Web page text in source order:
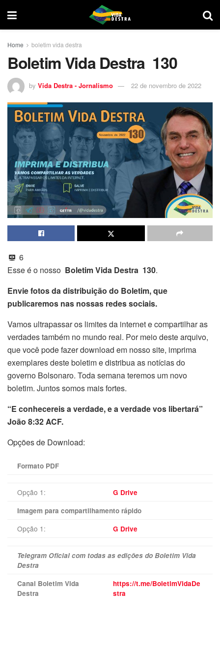
Home boletim vida destra
Boletim Vida Destra 130
by Vida Destra - Jornalismo 22 de novembro de 2022
6
Esse é o nosso Boletim Vida Destra 130.
Envie fotos da distribuição do Boletim, que
publicaremos nas nossas redes sociais.
Vamos ultrapassar os limites da internet e compartilhar as
verdades também no mundo real. Por meio deste arquivo,
que você pode fazer download em nosso site, imprima
exemplares deste boletim e distribua as notícias do
governo Bolsonaro. Toda semana teremos um novo
boletim. Juntos somos mais fortes.
“E conhecereis a verdade, e a verdade vos libertará”
João 8:32 ACF.
Opções de Download:
Formato PDF
Opção 1:
G Drive
Imagem para compartilhamento rápido
Opção 1: G Drive
Telegram Oficial com todas as edições do Boletim Vida
Destra
Canal Boletim Vida
Destra
https://t.me/BoletimVidaDe
stra